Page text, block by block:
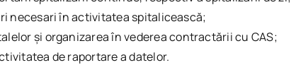
necesari în activitatea spitalicească;
şi organizarea în vederea contractării cu CAS;
de raportare a datelor.